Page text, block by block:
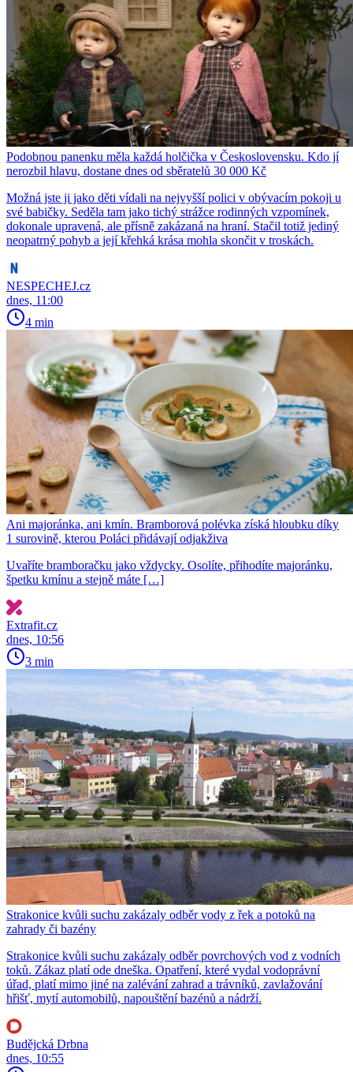
Podobnou panenku měla každá holčička v Československu. Kdo jí
nerozbil hlavu, dostane dnes od sběratelů 30 000 Kč
Možná jste ji jako děti vídali na nejvyšší polici v obývacím pokoji u
své babičky. Seděla tam jako tichý strážce rodinných vzpomínek,
dokonale upravená, ale přísně zakázaná na hraní. Stačil totiž jediný
neopatrný pohyb a její křehká krása mohla skončit v troskách.
NESPECHEJ.cz
dnes, 11:00
4 min
Ani majoránka, ani kmín. Bramborová polévka získá hloubku díky
1 surovině, kterou Poláci přidávají odjakživa
Uvaříte bramboračku jako vždycky. Osolíte, přihodíte majoránku,
špetku kmínu a stejně máte […]
Extrafit.cz
dnes, 10:56
3 min
Strakonice kvůli suchu zakázaly odběr vody z řek a potoků na
zahrady či bazény
Strakonice kvůli suchu zakázaly odběr povrchových vod z vodních
toků. Zákaz platí ode dneška. Opatření, které vydal vodoprávní
úřad, platí mimo jiné na zalévání zahrad a trávníků, zavlažování
hřišť, mytí automobilů, napouštění bazénů a nádrží.
Budějcká Drbna
dnes, 10:55